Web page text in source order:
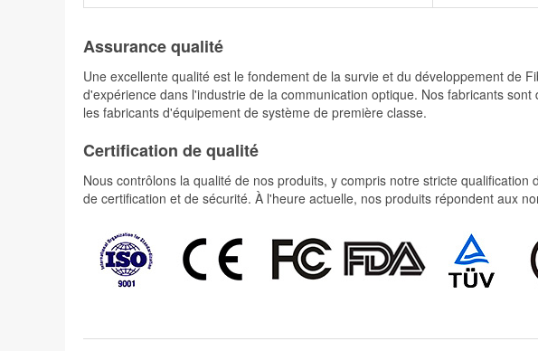
Assurance qualité
Une excellente qualité est le fondement de la survie et du développement de
d'expérience dans l'industrie de la communication optique. Nos fabricants
les fabricants d'équipement de système de première classe.
Certification de qualité
Nous contrôlons la qualité de nos produits, y compris notre stricte
de certification et de sécurité. À l'heure actuelle, nos produits répondent aux